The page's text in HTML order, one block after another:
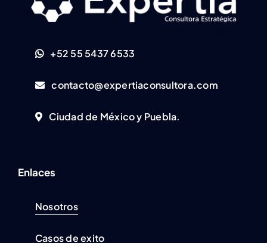
+52 55 5437 6533
contacto@expertiaconsultora.com
Ciudad de México y Puebla.
Enlaces
Nosotros
Casos de exito